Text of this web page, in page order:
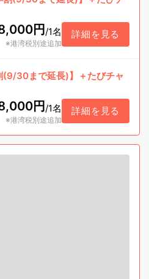
円/1名
※港湾税別途追加
詳細を見る
(9/30まで延長)】＋たびチャ
円/1名
※港湾税別途追加
詳細を見る